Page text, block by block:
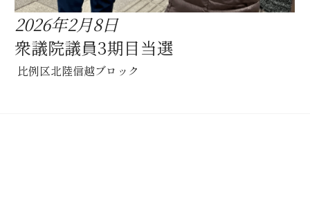
2026年2月8日
衆議院議員3期目当選
比例区北陸信越ブロック